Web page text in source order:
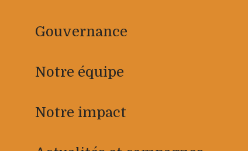
Gouvernance
Notre équipe
Notre impact